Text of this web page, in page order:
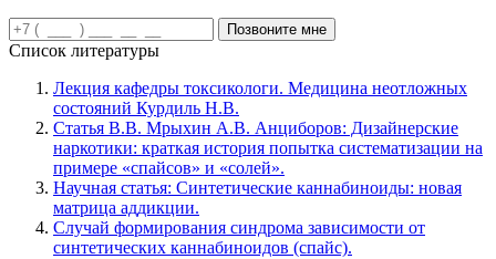
Позвоните мне
Список литературы
Лекция кафедры токсикологи. Медицина неотложных
состояний Курдиль Н.В.
Статья В.В. Мрыхин А.В. Анциборов: Дизайнерские
наркотики: краткая история попытка систематизации на
примере «спайсов» и «солей».
Научная статья: Синтетические каннабиноиды: новая
матрица аддикции.
Случай формирования синдрома зависимости от
синтетических каннабиноидов (спайс).